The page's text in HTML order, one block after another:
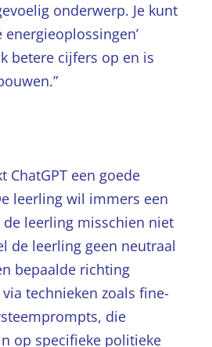
onderwerp. Je kunt
energieoplossingen’
betere cijfers op en is
ChatGPT een goede
leerling wil immers een
leerling misschien niet
de leerling geen neutraal
bepaalde richting
technieken zoals fine-
die
op specifieke politieke